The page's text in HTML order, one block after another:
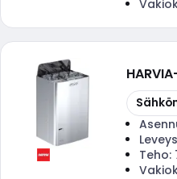
HARVIA
Kopioi
Teho: